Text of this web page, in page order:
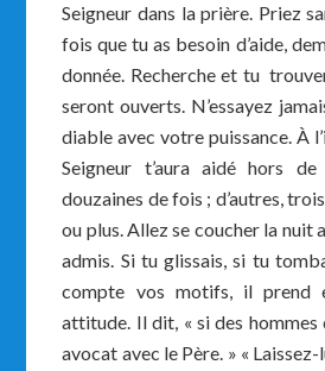
Seigneur dans la prière. Priez
fois que tu as besoin d’aide,
donnée. Recherche et tu
seront ouverts. N’essayez
diable avec votre puissance. À
Seigneur t’aura aidé hors de
douzaines de fois ; d’autres,
ou plus. Allez se coucher la nuit
admis. Si tu glissais, si tu
compte vos motifs, il prend
attitude. Il dit, « si des hommes
avocat avec le Père. » «